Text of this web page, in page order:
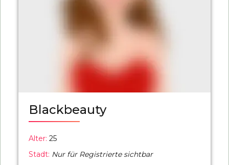
Blackbeauty
Alter: 25
Stadt: Nur für Registrierte sichtbar